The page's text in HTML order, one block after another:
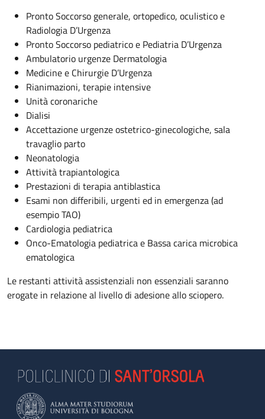
Pronto Soccorso generale, ortopedico, oculistico e
Radiologia D’Urgenza
Pronto Soccorso pediatrico e Pediatria D’Urgenza
Ambulatorio urgenze Dermatologia
Medicine e Chirurgie D’Urgenza
Rianimazioni, terapie intensive
Unità coronariche
Dialisi
Accettazione urgenze ostetrico-ginecologiche, sala
travaglio parto
Neonatologia
Attività trapiantologica
Prestazioni di terapia antiblastica
Esami non differibili, urgenti ed in emergenza (ad
esempio TAO)
Cardiologia pediatrica
Onco-Ematologia pediatrica e Bassa carica microbica
ematologica
Le restanti attività assistenziali non essenziali saranno
erogate in relazione al livello di adesione allo sciopero.